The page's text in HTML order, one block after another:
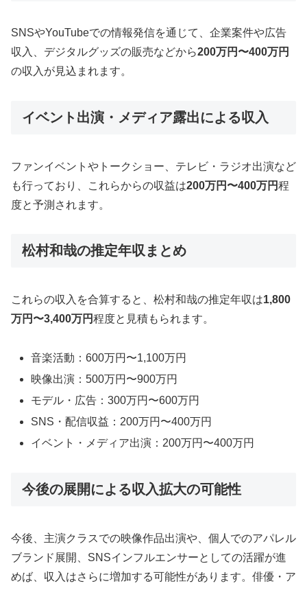
SNSやYouTubeでの情報発信を通じて、企業案件や広告
収入、デジタルグッズの販売などから200万円〜400万円
の収入が見込まれます。
イベント出演・メディア露出による収入
ファンイベントやトークショー、テレビ・ラジオ出演など
も行っており、これらからの収益は200万円〜400万円程
度と予測されます。
松村和哉の推定年収まとめ
これらの収入を合算すると、松村和哉の推定年収は1,800
万円〜3,400万円程度と見積もられます。
音楽活動：600万円〜1,100万円
映像出演：500万円〜900万円
モデル・広告：300万円〜600万円
SNS・配信収益：200万円〜400万円
イベント・メディア出演：200万円〜400万円
今後の展開による収入拡大の可能性
今後、主演クラスでの映像作品出演や、個人でのアパレル
ブランド展開、SNSインフルエンサーとしての活躍が進
めば、収入はさらに増加する可能性があります。俳優・ア